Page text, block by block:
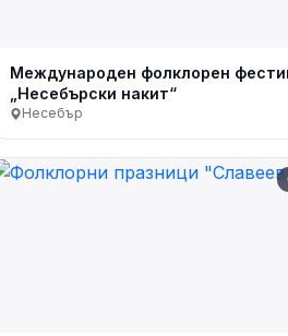
Международен фолклорен
„Несебърски накит“
Несебър